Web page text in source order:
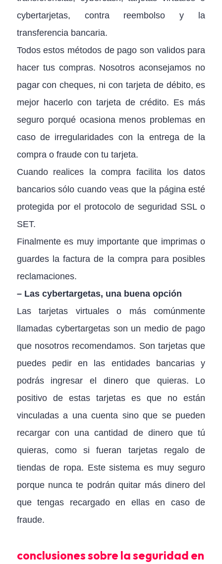
cybertarjetas, contra reembolso y la
transferencia bancaria.
Todos estos métodos de pago son validos para
hacer tus compras. Nosotros aconsejamos no
pagar con cheques, ni con tarjeta de débito, es
mejor hacerlo con tarjeta de crédito. Es más
seguro porqué ocasiona menos problemas en
caso de irregularidades con la entrega de la
compra o fraude con tu tarjeta.
Cuando realices la compra facilita los datos
bancarios sólo cuando veas que la página esté
protegida por el protocolo de seguridad SSL o
SET.
Finalmente es muy importante que imprimas o
guardes la factura de la compra para posibles
reclamaciones.
– Las cybertargetas, una buena opción
Las tarjetas virtuales o más comúnmente
llamadas cybertargetas son un medio de pago
que nosotros recomendamos. Son tarjetas que
puedes pedir en las entidades bancarias y
podrás ingresar el dinero que quieras. Lo
positivo de estas tarjetas es que no están
vinculadas a una cuenta sino que se pueden
recargar con una cantidad de dinero que tú
quieras, como si fueran tarjetas regalo de
tiendas de ropa. Este sistema es muy seguro
porque nunca te podrán quitar más dinero del
que tengas recargado en ellas en caso de
fraude.
conclusiones sobre la seguridad en